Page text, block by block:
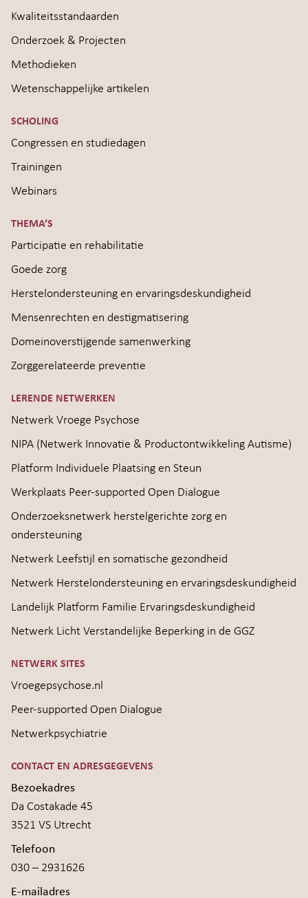
Kwaliteitsstandaarden
Onderzoek & Projecten
Methodieken
Wetenschappelijke artikelen
SCHOLING
Congressen en studiedagen
Trainingen
Webinars
THEMA’S
Participatie en rehabilitatie
Goede zorg
Herstelondersteuning en ervaringsdeskundigheid
Mensenrechten en destigmatisering
Domeinoverstijgende samenwerking
Zorggerelateerde preventie
LERENDE NETWERKEN
Netwerk Vroege Psychose
NIPA (Netwerk Innovatie & Productontwikkeling Autisme)
Platform Individuele Plaatsing en Steun
Werkplaats Peer-supported Open Dialogue
Onderzoeksnetwerk herstelgerichte zorg en
ondersteuning
Netwerk Leefstijl en somatische gezondheid
Netwerk Herstelondersteuning en ervaringsdeskundigheid
Landelijk Platform Familie Ervaringsdeskundigheid
Netwerk Licht Verstandelijke Beperking in de GGZ
NETWERK SITES
Vroegepsychose.nl
Peer-supported Open Dialogue
Netwerkpsychiatrie
CONTACT EN ADRESGEGEVENS
Bezoekadres
Da Costakade 45
3521 VS Utrecht
Telefoon
030 – 2931626
E-mailadres